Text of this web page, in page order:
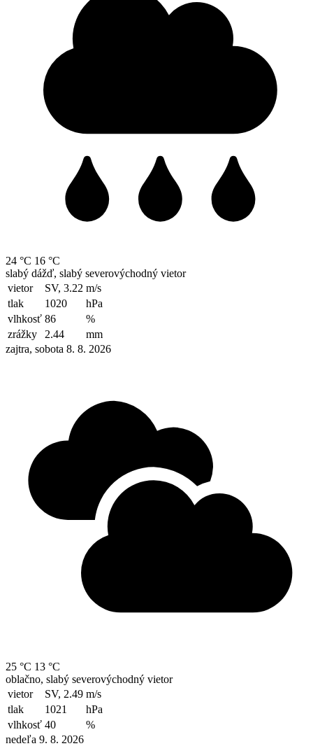
24 °C 16 °C
slabý dážď, slabý severovýchodný vietor
vietor
SV, 3.22 m/s
tlak
1020
hPa
vlhkosť 86
%
zrážky
2.44
mm
zajtra, sobota 8. 8. 2026
25 °C 13 °C
oblačno, slabý severovýchodný vietor
vietor
SV, 2.49 m/s
tlak
1021
hPa
vlhkosť 40
%
nedeľa 9. 8. 2026